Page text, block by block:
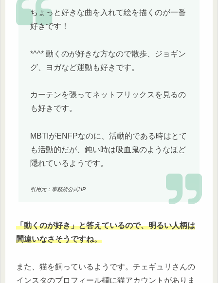
ちょっと好きな曲を入れて絵を描くのが一番
好きです！
*^^* 動くのが好きな方なので散歩、ジョギン
グ、ヨガなど運動も好きです。
カーテンを張ってネットフリックスを見るの
も好きです。
MBTIがENFPなのに、活動的である時はとて
も活動的だが、鈍い時は吸血鬼のようなほど
隠れているようです。
引用元：事務所公式HP
「動くのが好き」と答えているので、明るい人柄は
間違いなさそうですね。
また、猫を飼っているようです。チェギュリさんの
インスタのプロフィール欄に猫アカウントがありま